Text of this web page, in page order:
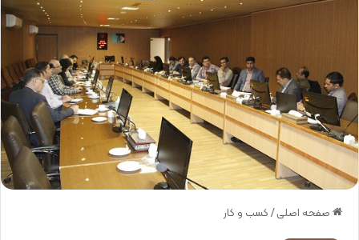
صفحه اصلی / کسب و کار